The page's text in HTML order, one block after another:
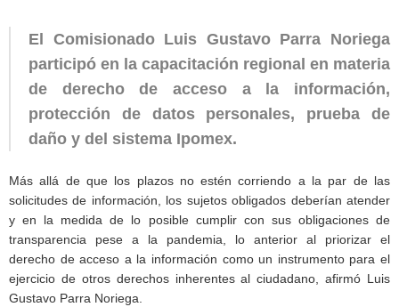
El Comisionado Luis Gustavo Parra Noriega
participó en la capacitación regional en materia
de derecho de acceso a la información,
protección de datos personales, prueba de
daño y del sistema Ipomex.
Más allá de que los plazos no estén corriendo a la par de las
solicitudes de información, los sujetos obligados deberían atender
y en la medida de lo posible cumplir con sus obligaciones de
transparencia pese a la pandemia, lo anterior al priorizar el
derecho de acceso a la información como un instrumento para el
ejercicio de otros derechos inherentes al ciudadano, afirmó Luis
Gustavo Parra Noriega.